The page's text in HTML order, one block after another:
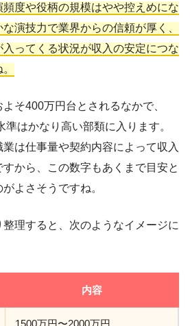
度や役柄の規模はやや控えめにな
演技力で業界からの信頼が厚く、
ってくる状況が収入の安定につな
そ400万円台とされるなかで、
はかなり高い部類に入ります。
は仕事量や契約内容によって収入
から、この数字もあくまで目安と
よさそうですね。
理すると、次のようなイメージに
内容
1500万円〜2000万円